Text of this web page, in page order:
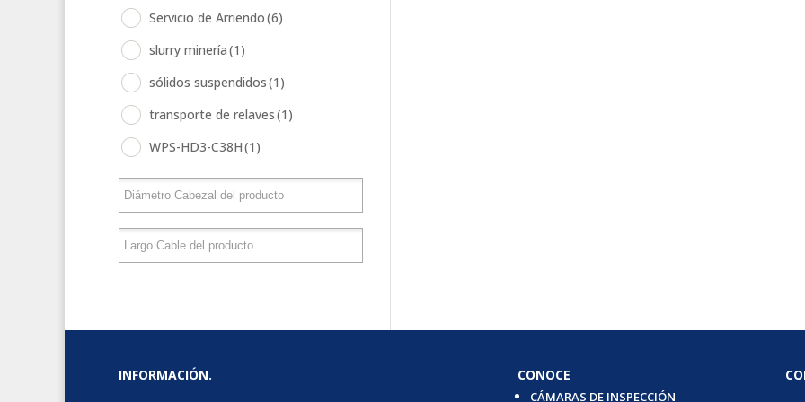
Servicio de Arriendo(6)
slurry minería(1)
sólidos suspendidos(1)
transporte de relaves(1)
WPS-HD3-C38H(1)
INFORMACIÓN.
CONOCE
CÁMARAS DE INSPECCIÓN